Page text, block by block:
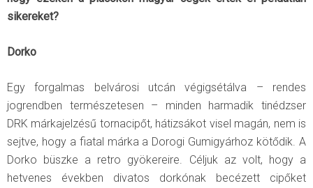
sikereket?
Dorko
Egy forgalmas belvárosi utcán végigsétálva – rendes
jogrendben természetesen – minden harmadik tinédzser
DRK márkajelzésű tornacipőt, hátizsákot visel magán, nem is
sejtve, hogy a fiatal márka a Dorogi Gumigyárhoz kötődik. A
Dorko büszke a retro gyökereire. Céljuk az volt, hogy a
hetvenes években divatos dorkónak becézett cipőket